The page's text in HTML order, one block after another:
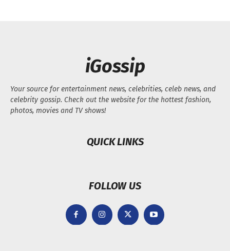
iGossip
Your source for entertainment news, celebrities, celeb news, and
celebrity gossip. Check out the website for the hottest fashion,
photos, movies and TV shows!
QUICK LINKS
FOLLOW US